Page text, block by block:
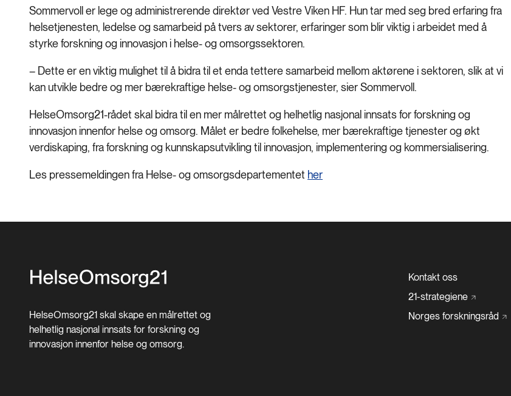
Sommervoll er lege og administrerende direktør ved Vestre Viken HF. Hun tar med seg bred erfaring fra
helsetjenesten, ledelse og samarbeid på tvers av sektorer, erfaringer som blir viktig i arbeidet med å
styrke forskning og innovasjon i helse- og omsorgssektoren.
– Dette er en viktig mulighet til å bidra til et enda tettere samarbeid mellom aktørene i sektoren, slik at vi
kan utvikle bedre og mer bærekraftige helse- og omsorgstjenester, sier Sommervoll.
HelseOmsorg21-rådet skal bidra til en mer målrettet og helhetlig nasjonal innsats for forskning og
innovasjon innenfor helse og omsorg. Målet er bedre folkehelse, mer bærekraftige tjenester og økt
verdiskaping, fra forskning og kunnskapsutvikling til innovasjon, implementering og kommersialisering.
Les pressemeldingen fra Helse- og omsorgsdepartementet her
HelseOmsorg21 skal skape en målrettet og
helhetlig nasjonal innsats for forskning og
innovasjon innenfor helse og omsorg.
Kontakt oss
21-strategiene
Norges forskningsråd